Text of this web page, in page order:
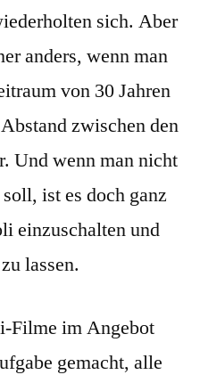
sich. Aber
anders, wenn man
von 30 Jahren
zwischen den
Und wenn man nicht
ist es doch ganz
einzuschalten und
lassen.
Filme im Angebot
gemacht, alle